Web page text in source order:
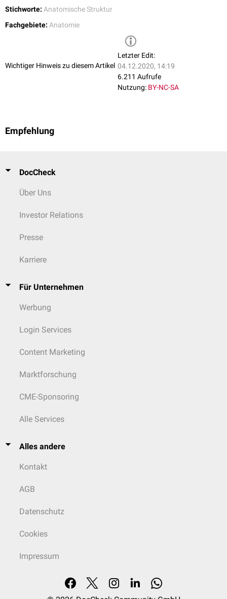
Stichworte: Anatomische Struktur
Fachgebiete: Anatomie
Wichtiger Hinweis zu diesem Artikel
Letzter Edit:
04.12.2020, 14:19
6.211 Aufrufe
Nutzung: BY-NC-SA
Empfehlung
DocCheck
Über Uns
Investor Relations
Presse
Karriere
Für Unternehmen
Werbung
Login Services
Content Marketing
Marktforschung
CME-Sponsoring
Alle Services
Alles andere
Kontakt
AGB
Datenschutz
Cookies
Impressum